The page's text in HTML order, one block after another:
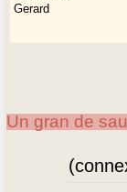
Gerard
Un gran de